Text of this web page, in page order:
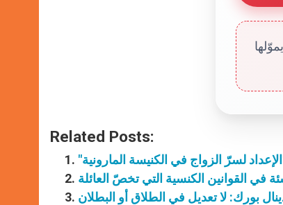
Related Posts:
في القوانين الكنسية التي تخصّ العائلة
بورك: لا تعديل في الطلاق أو البطلان